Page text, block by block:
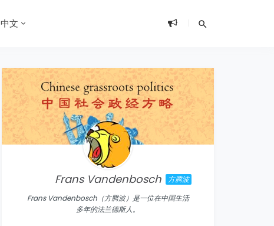
中文
Frans Vandenbosch
方腾波
Frans Vandenbosch（方腾波）是一位在中国生活
多年的法兰德斯人。